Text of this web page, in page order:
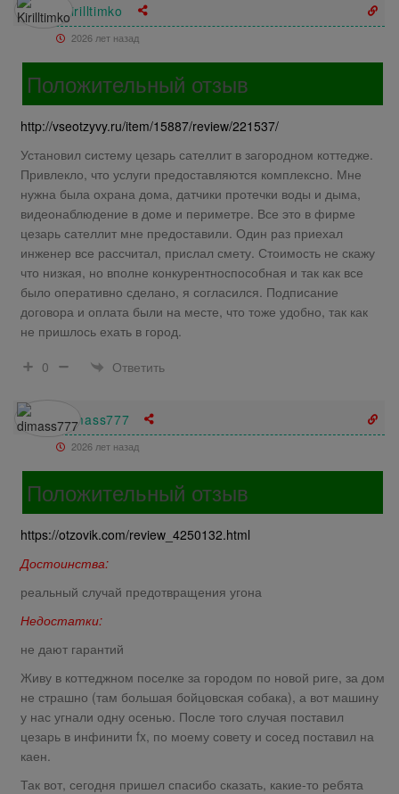
Kirilltimko
2026 лет назад
Положительный отзыв
http://vseotzyvy.ru/item/15887/review/221537/
Установил систему цезарь сателлит в загородном коттедже.
Привлекло, что услуги предоставляются комплексно. Мне
нужна была охрана дома, датчики протечки воды и дыма,
видеонаблюдение в доме и периметре. Все это в фирме
цезарь сателлит мне предоставили. Один раз приехал
инженер все рассчитал, прислал смету. Стоимость не скажу
что низкая, но вполне конкурентноспособная и так как все
было оперативно сделано, я согласился. Подписание
договора и оплата были на месте, что тоже удобно, так как
не пришлось ехать в город.
0
Ответить
dimass777
2026 лет назад
Положительный отзыв
https://otzovik.com/review_4250132.html
Достоинства:
реальный случай предотвращения угона
Недостатки:
не дают гарантий
Живу в коттеджном поселке за городом по новой риге, за дом
не страшно (там большая бойцовская собака), а вот машину
у нас угнали одну осенью. После того случая поставил
цезарь в инфинити fx, по моему совету и сосед поставил на
каен.
Так вот, сегодня пришел спасибо сказать, какие-то ребята